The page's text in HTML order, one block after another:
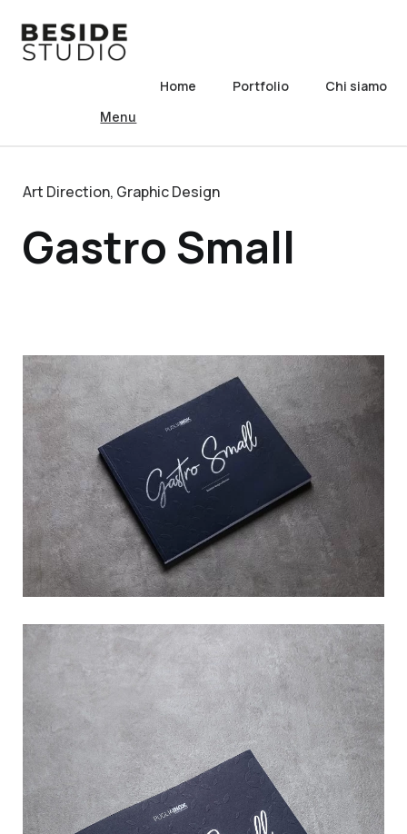
Home Portfolio Chi siamo
Menu
Art Direction, Graphic Design
Gastro Small